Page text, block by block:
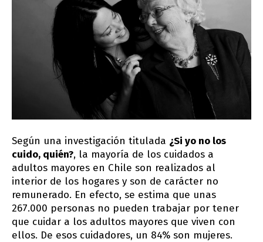
Según una investigación titulada ¿Si yo no los
cuido, quién?, la mayoría de los cuidados a
adultos mayores en Chile son realizados al
interior de los hogares y son de carácter no
remunerado. En efecto, se estima que unas
267.000 personas no pueden trabajar por tener
que cuidar a los adultos mayores que viven con
ellos. De esos cuidadores, un 84% son mujeres.